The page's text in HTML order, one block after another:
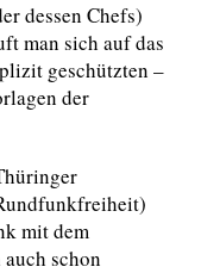
dessen Chefs)
man sich auf das
geschützten –
der
mit dem
schon